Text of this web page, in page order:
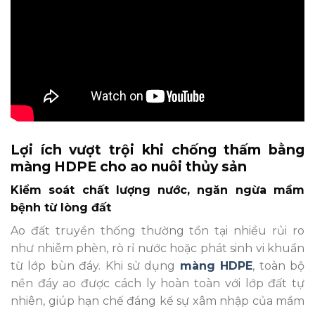
Lợi ích vượt trội khi chống thấm bằng
màng HDPE cho ao nuôi thủy sản
Kiểm soát chất lượng nước, ngăn ngừa mầm
bệnh từ lòng đất
Ao đất truyền thống thường tồn tại nhiều rủi ro
như nhiễm phèn, rò rỉ nước hoặc phát sinh vi khuẩn
từ lớp bùn đáy. Khi sử dụng màng HDPE, toàn bộ
nền đáy ao được cách ly hoàn toàn với lớp đất tự
nhiên, giúp hạn chế đáng kể sự xâm nhập của mầm